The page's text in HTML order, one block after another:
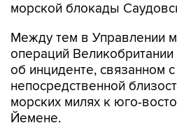
Между тем в Управлении
об инциденте, связанном
непосредственной
морских милях к юго-
Йемене.
Сообщение об инциденте